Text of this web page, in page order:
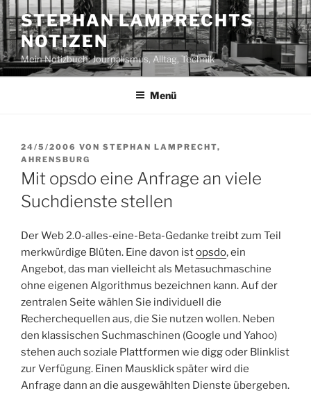
Zum
Inhalt
springen
STEPHAN LAMPRECHTS
NOTIZEN
Mein Notizbuch: Journalismus, Alltag, Technik
Menü
VERÖFFENTLICHT
AM
24/5/2006 VON STEPHAN LAMPRECHT,
AHRENSBURG
Mit opsdo eine Anfrage an viele
Suchdienste stellen
Der Web 2.0-alles-eine-Beta-Gedanke treibt zum Teil
merkwürdige Blüten. Eine davon istopsdo, ein
Angebot, das man vielleicht als Metasuchmaschine
ohne eigenen Algorithmus bezeichnen kann. Auf der
zentralen Seite wählen Sie individuell die
Recherchequellen aus, die Sie nutzen wollen. Neben
den klassischen Suchmaschinen (Google und Yahoo)
stehen auch soziale Plattformen wie digg oder Blinklist
zur Verfügung. Einen Mausklick später wird die
Anfrage dann an die ausgewählten Dienste übergeben.